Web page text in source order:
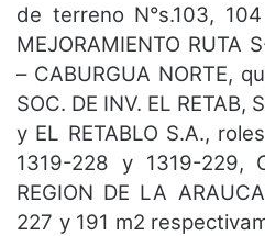
de terreno N°s.103,
MEJORAMIENTO RUTA
– CABURGUA NORTE,
SOC. DE INV. EL RETAB,
y EL RETABLO S.A.,
1319-228 y 1319-229,
REGION DE LA
227 y 191 m2